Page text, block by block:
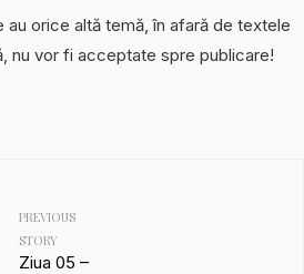
au orice altă temă, în afară de textele
nu vor fi acceptate spre publicare!
PREVIOUS
STORY
Ziua 05 –